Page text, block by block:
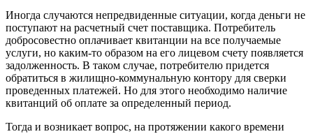
Иногда случаются непредвиденные ситуации, когда деньги не
поступают на расчетный счет поставщика. Потребитель
добросовестно оплачивает квитанции на все получаемые
услуги, но каким-то образом на его лицевом счету появляется
задолженность. В таком случае, потребителю придется
обратиться в жилищно-коммунальную контору для сверки
проведенных платежей. Но для этого необходимо наличие
квитанций об оплате за определенный период.
Тогда и возникает вопрос, на протяжении какого времени